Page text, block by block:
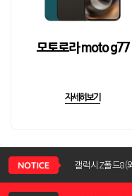
모토로라 moto g77
자세히보기
신청서 조회는